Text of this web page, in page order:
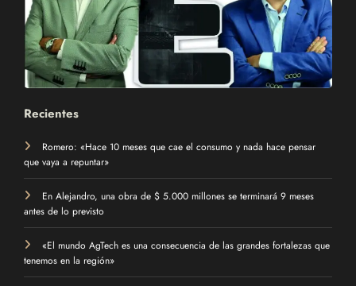
Recientes
Romero: «Hace 10 meses que cae el consumo y nada hace pensar
que vaya a repuntar»
En Alejandro, una obra de $ 5.000 millones se terminará 9 meses
antes de lo previsto
«El mundo AgTech es una consecuencia de las grandes fortalezas que
tenemos en la región»